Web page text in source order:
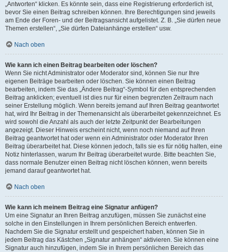
„Antworten“ klicken. Es könnte sein, dass eine Registrierung erforderlich ist,
bevor Sie einen Beitrag schreiben können. Ihre Berechtigungen sind jeweils
am Ende der Foren- und der Beitragsansicht aufgelistet. Z. B. „Sie dürfen neue
Themen erstellen“, „Sie dürfen Dateianhänge erstellen“ usw.
Nach oben
Wie kann ich einen Beitrag bearbeiten oder löschen?
Wenn Sie nicht Administrator oder Moderator sind, können Sie nur Ihre
eigenen Beiträge bearbeiten oder löschen. Sie können einen Beitrag
bearbeiten, indem Sie das „Ändere Beitrag“-Symbol für den entsprechenden
Beitrag anklicken; eventuell ist dies nur für einen begrenzten Zeitraum nach
seiner Erstellung möglich. Wenn bereits jemand auf Ihren Beitrag geantwortet
hat, wird Ihr Beitrag in der Themenansicht als überarbeitet gekennzeichnet. Es
wird sowohl die Anzahl als auch der letzte Zeitpunkt der Bearbeitungen
angezeigt. Dieser Hinweis erscheint nicht, wenn noch niemand auf Ihren
Beitrag geantwortet hat oder wenn ein Administrator oder Moderator Ihren
Beitrag überarbeitet hat. Diese können jedoch, falls sie es für nötig halten, eine
Notiz hinterlassen, warum Ihr Beitrag überarbeitet wurde. Bitte beachten Sie,
dass normale Benutzer einen Beitrag nicht löschen können, wenn bereits
jemand darauf geantwortet hat.
Nach oben
Wie kann ich meinem Beitrag eine Signatur anfügen?
Um eine Signatur an Ihren Beitrag anzufügen, müssen Sie zunächst eine
solche in den Einstellungen in Ihrem persönlichen Bereich entwerfen.
Nachdem Sie die Signatur erstellt und gespeichert haben, können Sie in
jedem Beitrag das Kästchen „Signatur anhängen“ aktivieren. Sie können eine
Signatur auch hinzufügen, indem Sie in Ihrem persönlichen Bereich das